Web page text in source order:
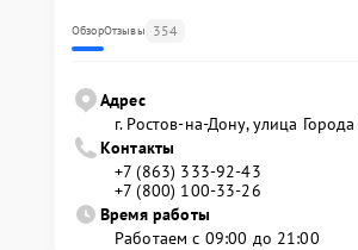
ОбзорОтзывы 354
Адрес
г. Ростов-на-Дону, улица
Контакты
+7 (863) 333-92-43
+7 (800) 100-33-26
Время работы
Работаем с 09:00 до 21:00